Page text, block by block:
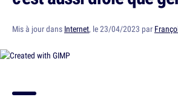
Mis à jour dans Internet, le 23/04/2023 par